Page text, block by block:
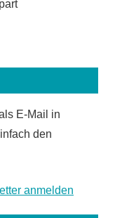
E-Mail in
den